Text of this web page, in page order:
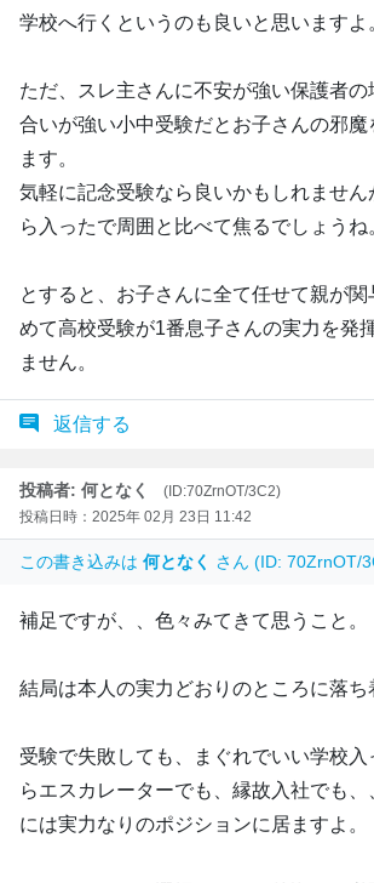
学校へ行くというのも良いと思いますよ
ただ、スレ主さんに不安が強い保護者
合いが強い小中受験だとお子さんの邪魔
ます。
気軽に記念受験なら良いかもしれません
ら入ったで周囲と比べて焦るでしょうね
とすると、お子さんに全て任せて親が
めて高校受験が1番息子さんの実力を発
ません。
返信する
投稿者: 何となく
(ID:70ZrnOT/3C2)
投稿日時：2025年 02月 23日 11:42
この書き込みは 何となく さん (ID: 70ZrnOT/
補足ですが、、色々みてきて思うこと。
結局は本人の実力どおりのところに落ち
受験で失敗しても、まぐれでいい学校
らエスカレーターでも、縁故入社でも
には実力なりのポジションに居ますよ。